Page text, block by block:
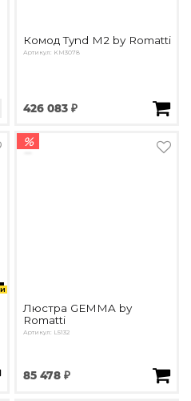
Комод Tynd M2 by Romatti
Артикул: KM3078
426 083 ₽
%
Люстра GEMMA by
Romatti
Артикул: L5132
85 478 ₽